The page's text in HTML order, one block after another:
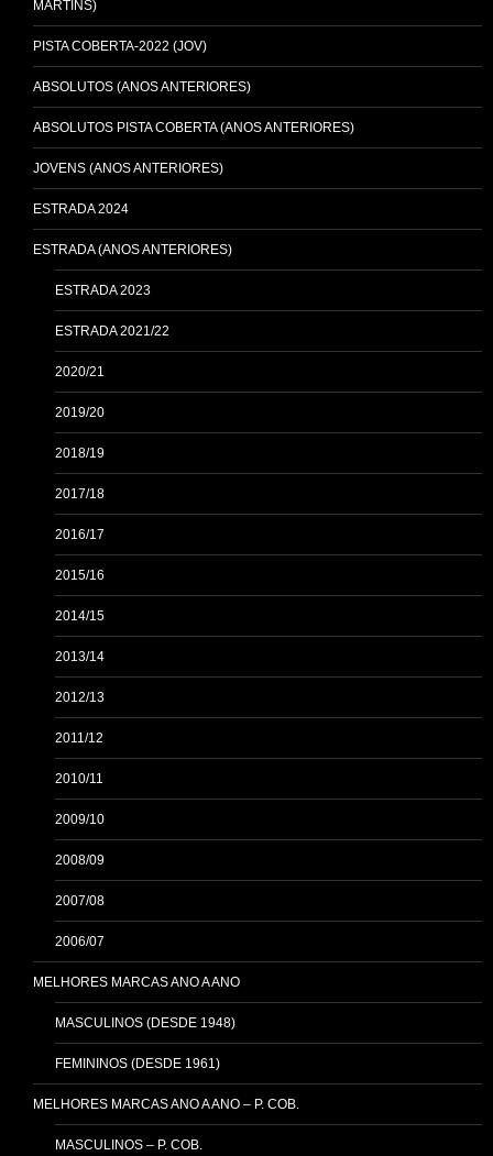
MARTINS)
PISTA COBERTA-2022 (JOV)
ABSOLUTOS (ANOS ANTERIORES)
ABSOLUTOS PISTA COBERTA (ANOS ANTERIORES)
JOVENS (ANOS ANTERIORES)
ESTRADA 2024
ESTRADA (ANOS ANTERIORES)
ESTRADA 2023
ESTRADA 2021/22
2020/21
2019/20
2018/19
2017/18
2016/17
2015/16
2014/15
2013/14
2012/13
2011/12
2010/11
2009/10
2008/09
2007/08
2006/07
MELHORES MARCAS ANO A ANO
MASCULINOS (DESDE 1948)
FEMININOS (DESDE 1961)
MELHORES MARCAS ANO A ANO – P. COB.
MASCULINOS – P. COB.